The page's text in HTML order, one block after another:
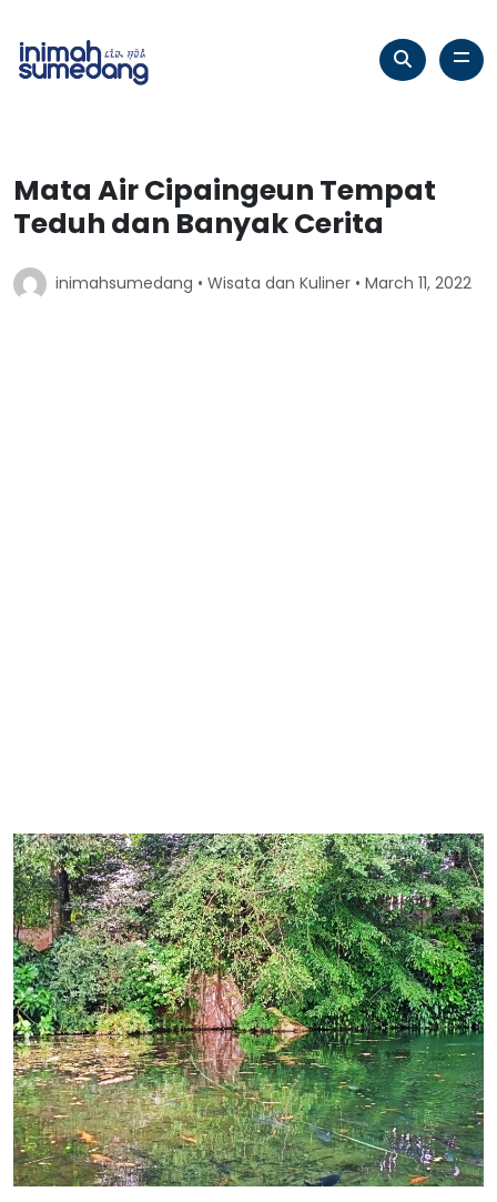
Mata Air Cipaingeun Tempat
Teduh dan Banyak Cerita
inimahsumedang • Wisata dan Kuliner • March 11, 2022